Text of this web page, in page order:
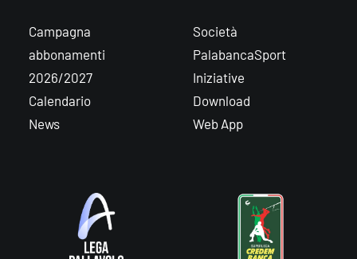
Campagna
abbonamenti
2026/2027
Calendario
News
Società
PalabancaSport
Iniziative
Download
Web App